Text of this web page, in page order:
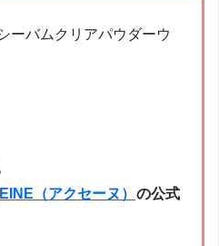
ーバムクリアパウダーウ
（アクセーヌ） の公式